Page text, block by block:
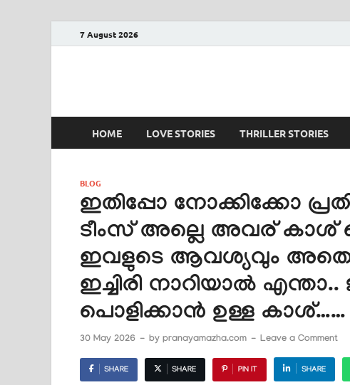
7 August 2026
HOME LOVE STORIES THRILLER STORIES
BLOG
ഇതിപ്പോ നോക്കിക്കോ
ടീംസ് അല്ലെ അവര് കാശ്
ഇവളുടെ ആവശ്യവും
ഇച്ചിരി നാറിയാൽ എന്താ..
പൊളിക്കാൻ ഉള്ള കാശ്……
30 May 2026 - by pranayamazha.com - Leave a Comment
SHARE SHARE PIN IT SHARE